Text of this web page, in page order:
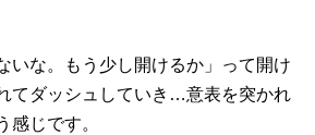
いな。もう少し開けるか」って開け
てダッシュしていき…意表を突かれ
じです。